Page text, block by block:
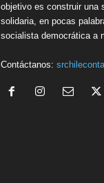
objetivo es construir una
solidaria, en pocas
socialista democrática a
Contáctanos: